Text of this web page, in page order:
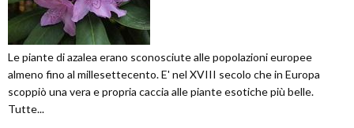
Le piante di azalea erano sconosciute alle popolazioni europee
almeno fino al millesettecento. E' nel XVIII secolo che in Europa
scoppiò una vera e propria caccia alle piante esotiche più belle.
Tutte...